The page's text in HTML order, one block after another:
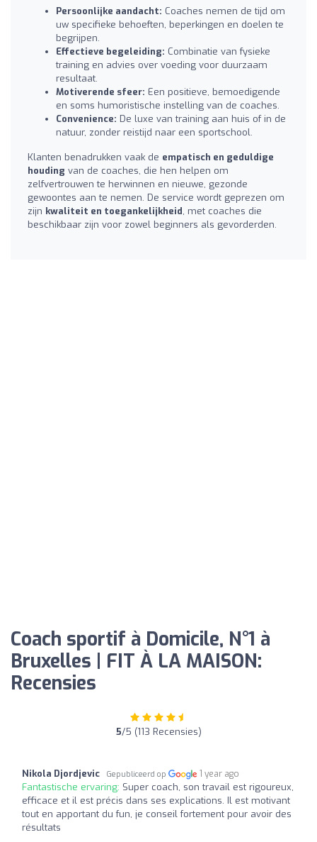
Persoonlijke aandacht: Coaches nemen de tijd om
uw specifieke behoeften, beperkingen en doelen te
begrijpen.
Effectieve begeleiding: Combinatie van fysieke
training en advies over voeding voor duurzaam
resultaat.
Motiverende sfeer: Een positieve, bemoedigende
en soms humoristische instelling van de coaches.
Convenience: De luxe van training aan huis of in de
natuur, zonder reistijd naar een sportschool.
Klanten benadrukken vaak de empatisch en geduldige
houding van de coaches, die hen helpen om
zelfvertrouwen te herwinnen en nieuwe, gezonde
gewoontes aan te nemen. De service wordt geprezen om
zijn kwaliteit en toegankelijkheid, met coaches die
beschikbaar zijn voor zowel beginners als gevorderden.
Coach sportif à Domicile, N°1 à
Bruxelles | FIT À LA MAISON:
Recensies
5/5 (113 Recensies)
Nikola Djordjevic Gepubliceerd op 1 year ago
Fantastische ervaring: Super coach, son travail est rigoureux,
efficace et il est précis dans ses explications. Il est motivant
tout en apportant du fun, je conseil fortement pour avoir des
résultats